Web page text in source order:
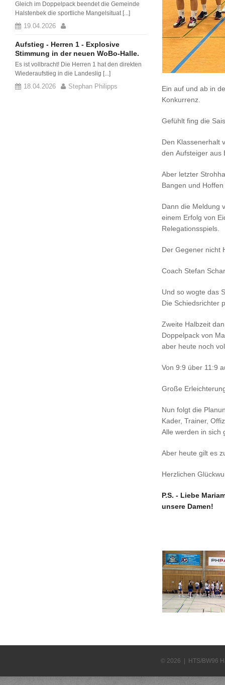
Gleich im Doppelpack beendet die Gemeinde
Halstenbek die sportliche Mangelsituat [...]
19.04.2026
Aufstieg - Herren 1 - Explosive
Stimmung in der neuen WoBo-Halle.
Es ist vollbracht! Die Herren 1 hat den direkten
Wiederaufstieg in die Landeslig [...]
18.04.2026 Stephan Philipps
Ein auf und ab in
Konkurrenz.
Gefühlt fing die
Den Klassenerhalt
den Aufsteiger aus
Aber letzter
Bangen und
Dann die Meldung
einem Erfolg von
Relegationsspiels.
Der Gegener nicht
Coach Stefan
Und so wogte das
Die Schiedsrichter
Zweite Halbzeit
Doppelpack von
aber heute noch
Von 9:9 über 11:9
Große
Nun folgt die
Kader, Trainer,
Alle werden in sich
Aber heute gilt es
Herzlichen
P.S. - Liebe
unsere Damen!
© 2026 | HTS/BW96